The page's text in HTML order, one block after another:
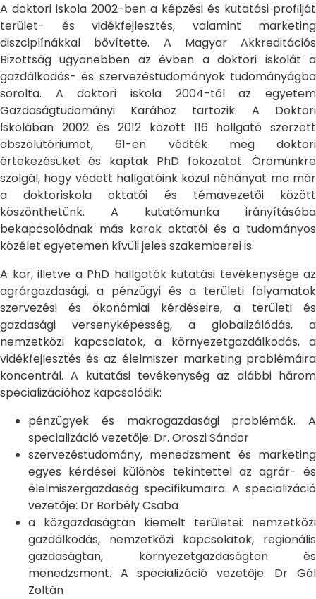
A doktori iskola 2002-ben a képzési és kutatási profilját
terület- és vidékfejlesztés, valamint marketing
diszciplínákkal bővítette. A Magyar Akkreditációs
Bizottság ugyanebben az évben a doktori iskolát a
gazdálkodás- és szervezéstudományok tudományágba
sorolta. A doktori iskola 2004-től az egyetem
Gazdaságtudományi Karához tartozik. A Doktori
Iskolában 2002 és 2012 között 116 hallgató szerzett
abszolutóriumot, 61-en védték meg doktori
értekezésüket és kaptak PhD fokozatot. Örömünkre
szolgál, hogy védett hallgatóink közül néhányat ma már
a doktoriskola oktatói és témavezetői között
köszönthetünk. A kutatómunka irányításába
bekapcsolódnak más karok oktatói és a tudományos
közélet egyetemen kívüli jeles szakemberei is.
A kar, illetve a PhD hallgatók kutatási tevékenysége az
agrárgazdasági, a pénzügyi és a területi folyamatok
szervezési és ökonómiai kérdéseire, a területi és
gazdasági versenyképesség, a globalizálódás, a
nemzetközi kapcsolatok, a környezetgazdálkodás, a
vidékfejlesztés és az élelmiszer marketing problémáira
koncentrál. A kutatási tevékenység az alábbi három
specializációhoz kapcsolódik:
pénzügyek és makrogazdasági problémák. A
specializáció vezetője: Dr. Oroszi Sándor
szervezéstudomány, menedzsment és marketing
egyes kérdései különös tekintettel az agrár- és
élelmiszergazdaság specifikumaira. A specializáció
vezetője: Dr Borbély Csaba
a közgazdaságtan kiemelt területei: nemzetközi
gazdálkodás, nemzetközi kapcsolatok, regionális
gazdaságtan, környezetgazdaságtan és
menedzsment. A specializáció vezetője: Dr Gál
Zoltán